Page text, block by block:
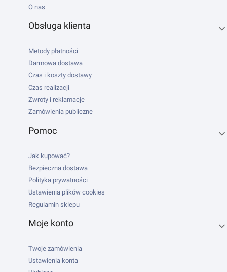
O nas
Obsługa klienta
Metody płatności
Darmowa dostawa
Czas i koszty dostawy
Czas realizacji
Zwroty i reklamacje
Zamówienia publiczne
Pomoc
Jak kupować?
Bezpieczna dostawa
Polityka prywatności
Ustawienia plików cookies
Regulamin sklepu
Moje konto
Twoje zamówienia
Ustawienia konta